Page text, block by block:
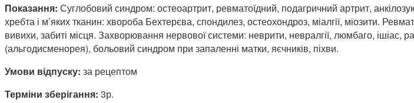
Показання: Суглобовий синдром: остеоартрит, ревматоїдний, подагричний артрит,
хребта і м’яких тканин: хвороба Бехтерєва, спондилез, остеохондроз, міалгії, міозити.
вивихи, забиті місця. Захворювання нервової системи: неврити, невралгії, люмбаго, ішіас,
(альгодисменорея), больовий синдром при запаленні матки, яєчників, піхви.
Умови відпуску: за рецептом
Терміни зберігання: 3р.